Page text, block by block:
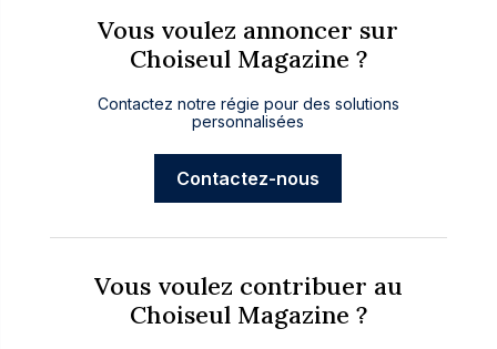
Vous voulez annoncer sur
Choiseul Magazine ?
Contactez notre régie pour des solutions
personnalisées
Contactez-nous
Vous voulez contribuer au
Choiseul Magazine ?